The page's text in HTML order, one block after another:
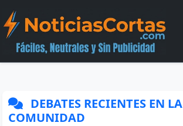
DEBATES RECIENTES EN LA
COMUNIDAD